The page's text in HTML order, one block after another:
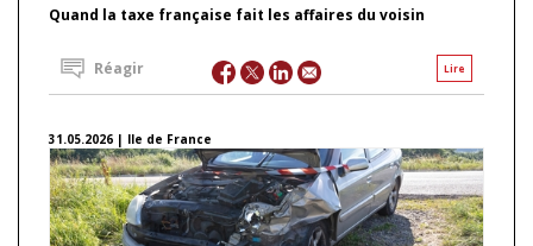
Quand la taxe française fait les affaires du voisin
Lire
Réagir
31.05.2026 | Ile de France